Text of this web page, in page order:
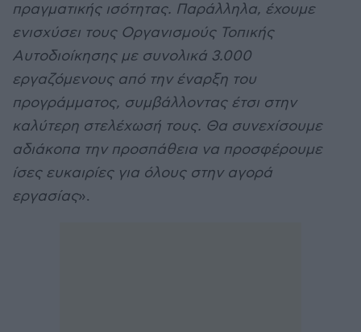
πραγματικής ισότητας. Παράλληλα, έχουμε
ενισχύσει τους Οργανισμούς Τοπικής
Αυτοδιοίκησης με συνολικά 3.000
εργαζόμενους από την έναρξη του
προγράμματος, συμβάλλοντας έτσι στην
καλύτερη στελέχωσή τους. Θα συνεχίσουμε
αδιάκοπα την προσπάθεια να προσφέρουμε
ίσες ευκαιρίες για όλους στην αγορά
εργασίας».